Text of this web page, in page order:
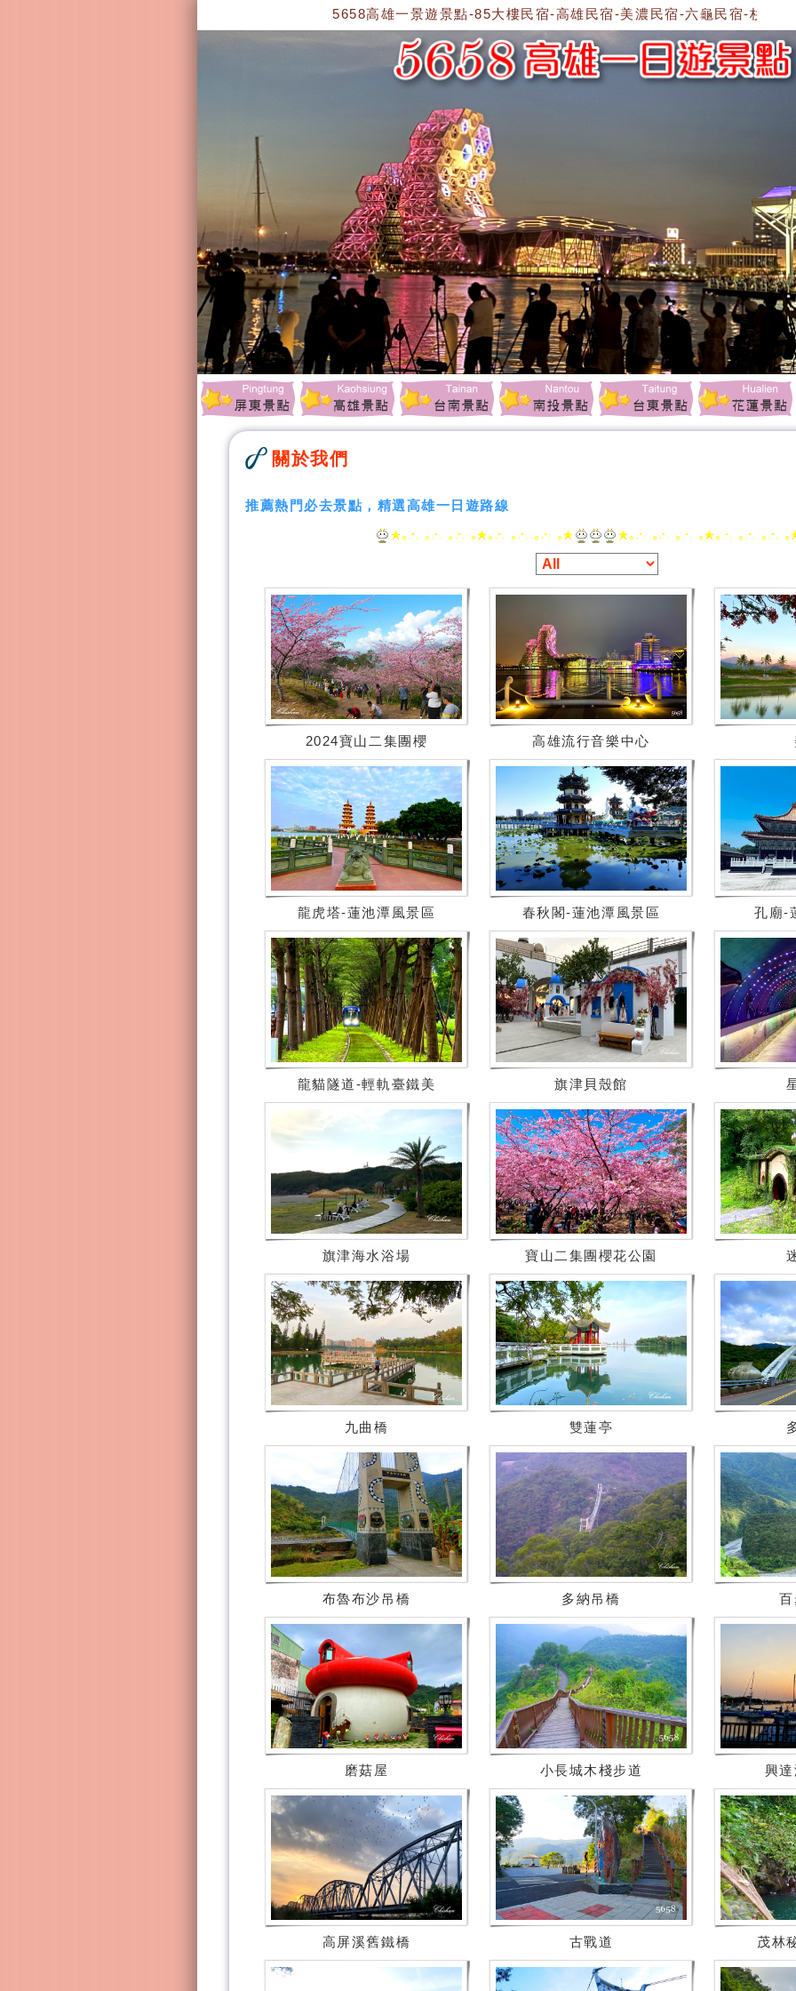
5658高雄一景遊景點-85大樓民宿-高雄民宿-美濃民宿-六龜民宿-杉林民宿-
關於我們
推薦熱門必去景點，精選高雄一日遊路線
2024寶山二集團櫻 高雄流行音樂中心
龍虎塔-蓮池潭風景區 春秋閣-蓮池潭風景區 孔廟-
龍貓隧道-輕軌臺鐵美 旗津貝殼館
旗津海水浴場 寶山二集團櫻花公園
九曲橋 雙蓮亭
布魯布沙吊橋 多納吊橋
磨菇屋 小長城木棧步道 興
高屏溪舊鐵橋 古戰道 茂林